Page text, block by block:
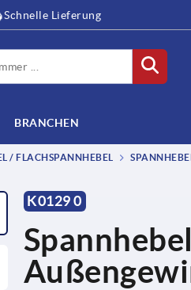
Schnelle Lieferung
BRANCHEN
/ FLACHSPANNHEBEL
K0129 0